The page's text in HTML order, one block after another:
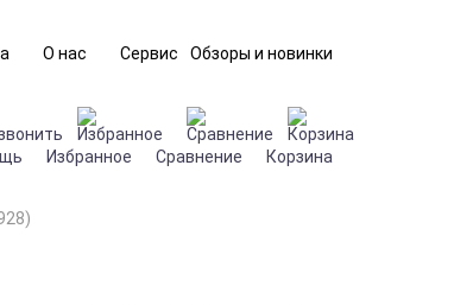
О нас Сервис Обзоры и новинки
Избранное Сравнение Корзина